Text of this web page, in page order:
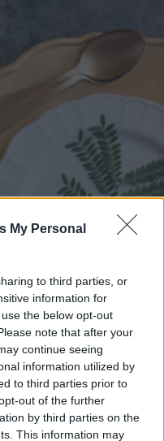
My Personal
to third parties, or
information for
the below opt-out
note that after your
continue seeing
information utilized by
to third parties prior to
out of the further
by third parties on the
This information may
del pranzo
si preparano